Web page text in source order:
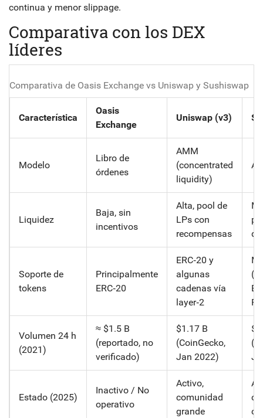
continua y menor slippage.
Comparativa con los DEX
líderes
Comparativa de Oasis Exchange vs Uniswap y Sushiswap
Característica
Oasis
Exchange
Uniswap (v3)
Modelo
Libro de
órdenes
AMM
(concentrated
liquidity)
Liquidez
Baja, sin
incentivos
Alta, pool de
LPs con
recompensas
Soporte de
tokens
Principalmente
ERC‑20
ERC‑20 y
algunas
cadenas vía
layer‑2
Volumen 24 h
(2021)
≈ $1.5 B
(reportado, no
verificado)
$1.17 B
(CoinGecko,
Jan 2022)
Estado (2025)
Inactivo / No
operativo
Activo,
comunidad
grande